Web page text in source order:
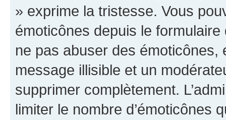
» exprime la tristesse. Vous
émoticônes depuis le
ne pas abuser des
message illisible et un
supprimer complètement.
limiter le nombre d’émoticônes